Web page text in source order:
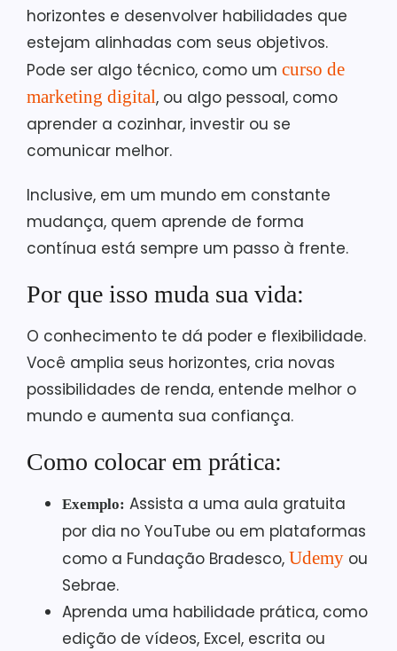
horizontes e desenvolver habilidades que
estejam alinhadas com seus objetivos.
Pode ser algo técnico, como um curso de
marketing digital, ou algo pessoal, como
aprender a cozinhar, investir ou se
comunicar melhor.
Inclusive, em um mundo em constante
mudança, quem aprende de forma
contínua está sempre um passo à frente.
Por que isso muda sua vida:
O conhecimento te dá poder e flexibilidade.
Você amplia seus horizontes, cria novas
possibilidades de renda, entende melhor o
mundo e aumenta sua confiança.
Como colocar em prática:
Exemplo: Assista a uma aula gratuita
por dia no YouTube ou em plataformas
como a Fundação Bradesco, Udemy ou
Sebrae.
Aprenda uma habilidade prática, como
edição de vídeos, Excel, escrita ou